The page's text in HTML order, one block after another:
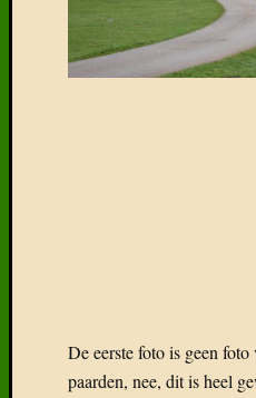
Alle paarden en koeien
leven daar in volledige
Met behulp van een